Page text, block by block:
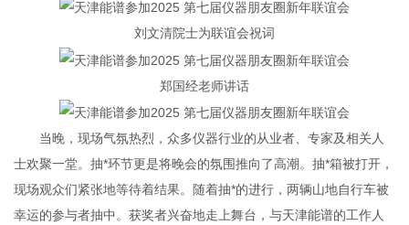
刘文清院士为联谊会祝词
郑国经老师讲话
当晚，现场气氛热烈，众多仪器行业的从业者、专家及相关人
士欢聚一堂。抽*环节更是将晚会的氛围推向了高潮。抽*箱被打开，
现场观众们紧张地等待着结果。随着抽*的进行，两辆山地自行车被
幸运的参与者抽中。获奖者兴奋地走上舞台，与天津能谱的工作人